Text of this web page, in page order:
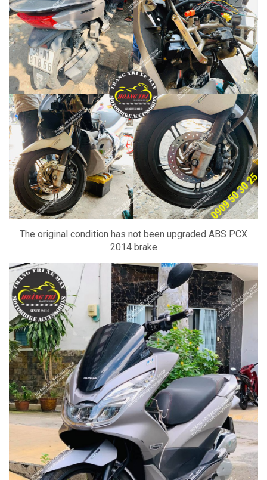
The original condition has not been upgraded ABS PCX
2014 brake